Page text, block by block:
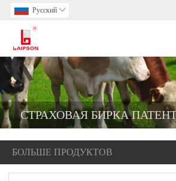
Pусский 
СТРАХОВАЯ БИРКА
БОЛЬШЕ ПРОДУКТОВ